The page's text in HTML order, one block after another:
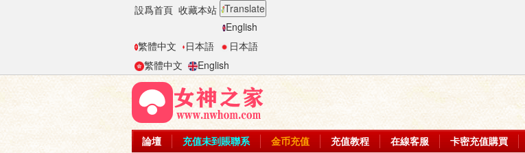
設爲首頁 收藏本站 Translate
English
繁體中文
日本語
日本語
繁體中文
English
論壇 充值未到賬聯系 金币充值 充值教程 在線客服 卡密充值購買